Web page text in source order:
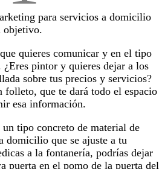
para servicios a domicilio
objetivo.
quieres comunicar y en el tipo
¿Eres pintor y quieres dejar a los
sobre tus precios y servicios?
que te dará todo el espacio
esa información.
tipo concreto de material de
domicilio que se ajuste a tu
a la fontanería, podrías dejar
puerta en el pomo de la puerta del